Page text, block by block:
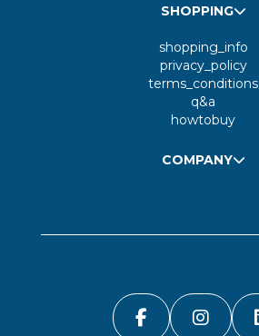
SHOPPING
shopping_info
privacy_policy
terms_conditions
q&a
howtobuy
COMPANY